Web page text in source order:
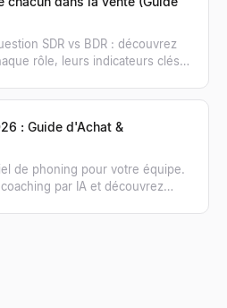
SDR vs BDR : découvrez
rôle, leurs indicateurs clés
: Guide d'Achat &
de phoning pour votre équipe.
par IA et découvrez